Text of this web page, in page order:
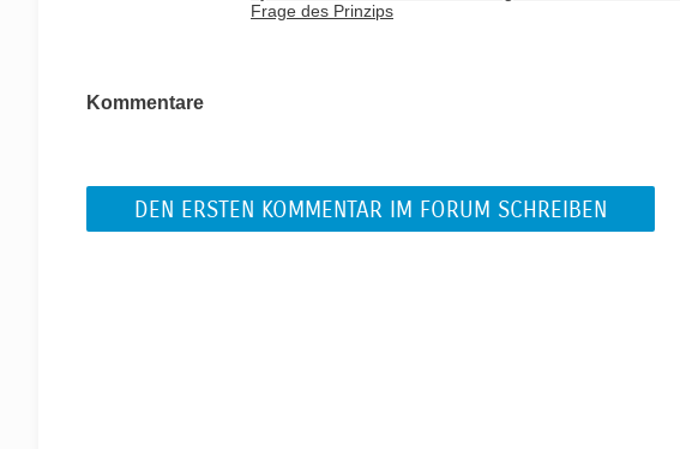
Frage des Prinzips
Kommentare
DEN ERSTEN KOMMENTAR IM FORUM SCHREIBEN